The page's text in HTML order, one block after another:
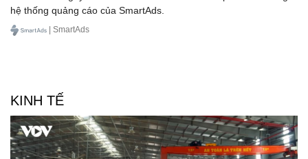
hệ thống quảng cáo của SmartAds.
| SmartAds
KINH TẾ